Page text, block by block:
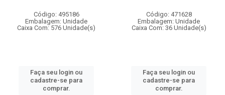
Código: 495186
Embalagem: Unidade
Caixa Com: 576 Unidade(s)
Faça seu login ou
cadastre-se para
comprar.
Código: 471628
Embalagem: Unidade
Caixa Com: 36 Unidade(s)
Faça seu login ou
cadastre-se para
comprar.